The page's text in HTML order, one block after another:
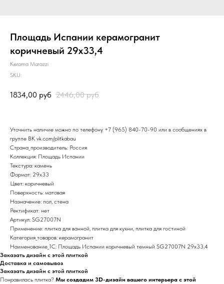
Площадь Испании керамогранит
коричневый 29х33,4
Kerama Marazzi
SKU:
1834,00 руб 2446,00 руб
Уточнить наличие можно по телефону +7 (965) 840-70-90 или в сообщениях в
группе ВК vk.com/plitkabau
Страна_производитель: Россия
Коллекция: Площадь Испании
Текстура: камень
Формат: 29x33
Цвет: коричневый
Поверхность: матовая
Назначение: пол, стена
Ректификат: нет
Артикул: SG27007N
Применение: плитка для ванной, плитка для кухни, плитка для гостиной
Категория_товаров: керамогранит
Наименование_1С: Площадь Испании коричневый темный SG27007N 29х33,4
Заказать дизайн с этой плиткой
Доставка и самовывоз
Заказать дизайн с этой плиткой
Понравилась плитка? Мы создадим 3D-дизайн вашего интерьера с этой